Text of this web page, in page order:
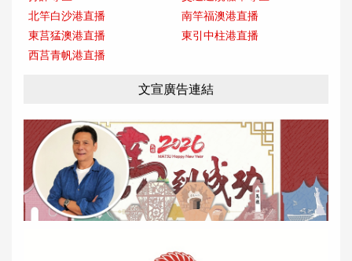
北竿白沙港直播
南竿福澳港直播
東莒猛澳港直播
東引中柱港直播
西莒青帆港直播
文宣廣告連結